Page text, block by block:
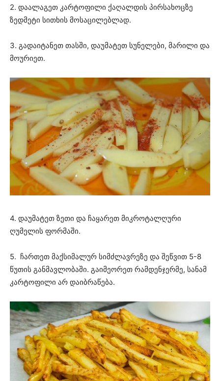
2. დაალაგეთ კარტოფილი ქაღალდის პირსახოცზე
ზედმეტი სითხის მოსაცილებლად.
3. გადაიტანეთ თასში, დაუმატეთ სუნელები, მარილი და
მოურიეთ.
4. დაუმატეთ ზეთი და ჩაყარეთ მიკროტალღური
ღუმელის ფორმაში.
5. ჩართეთ მაქსიმალურ სიმძლავრეზე და შეწვით 5-8
წუთის განმავლობაში. გაიმეორეთ რამდენჯერმე, სანამ
კარტოფილი არ დაიბრაწება.